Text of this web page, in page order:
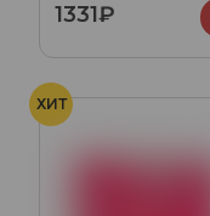
1331₽
ХИТ